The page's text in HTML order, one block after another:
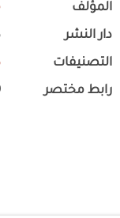
المؤلف
دار النشر
التصنيفات
رابط مختصر